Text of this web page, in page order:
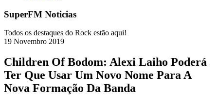
SuperFM Noticias
Todos os destaques do Rock estão aqui!
19 Novembro 2019
Children Of Bodom: Alexi Laiho Poderá
Ter Que Usar Um Novo Nome Para A
Nova Formação Da Banda